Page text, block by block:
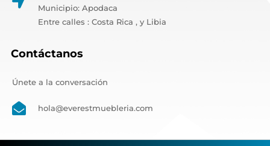
Municipio: Apodaca
Entre calles : Costa Rica , y Libia
Contáctanos
Únete a la conversación
hola@everestmuebleria.com